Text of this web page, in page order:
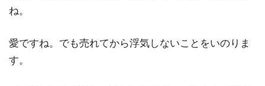
ね。
愛ですね。でも売れてから浮気しないことをいのりま
す。